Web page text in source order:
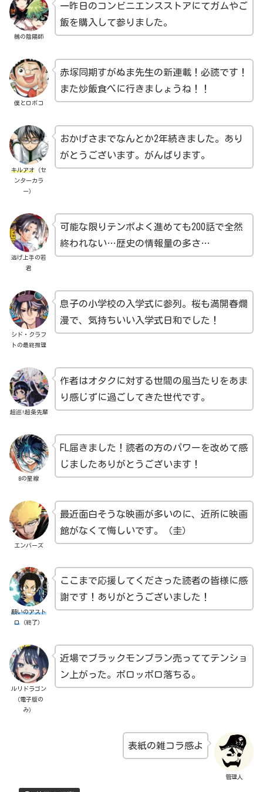
鵺の陰陽師
一昨日のコンビニエンスストアにてガムやご
飯を購入して参りました。
僕とロボコ
赤塚同期すがぬま先生の新連載！必読です！
また炒飯食べに行きましょうね！！
キルアオ （セ
ンターカラ
ー）
おかげさまでなんとか2年続きました。あり
がとうございます。がんばります。
逃げ上手の若
君
可能な限りテンポよく進めても200話で全然
終われない…歴史の情報量の多さ…
シド・クラフ
トの最終推理
息子の小学校の入学式に参列。桜も満開春爛
漫で、気持ちいい入学式日和でした！
超巡!超条先輩
作者はオタクに対する世間の風当たりをあま
り感じずに過ごしてきた世代です。
Bの星線
FL届きました！読者の方のパワーを改めて感
じましたありがとうございます！
エンバーズ
最近面白そうな映画が多いのに、近所に映画
館がなくて悔しいです。（圭）
願いのアスト
ロ （終了）
ここまで応援してくださった読者の皆様に感
謝です！ありがとうございました！
ルリドラゴン
（電子版の
み）
近場でブラックモンブラン売っててテンショ
ン上がった。ボロッボロ落ちる。
管理人
表紙の雑コラ感よ